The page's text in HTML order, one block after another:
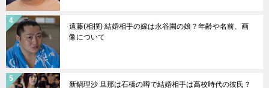
遠藤(相撲) 結婚相手の嫁は永谷園の娘？年齢や名前、画
像について
新鍋理沙 旦那は石橋の噂で結婚相手は高校時代の彼氏？